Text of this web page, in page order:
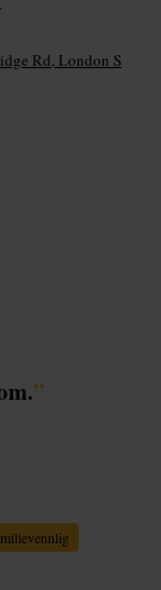
Rd, London S
”